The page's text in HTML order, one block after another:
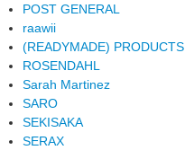
POST GENERAL
raawii
(READYMADE) PRODUCTS
ROSENDAHL
Sarah Martinez
SARO
SEKISAKA
SERAX